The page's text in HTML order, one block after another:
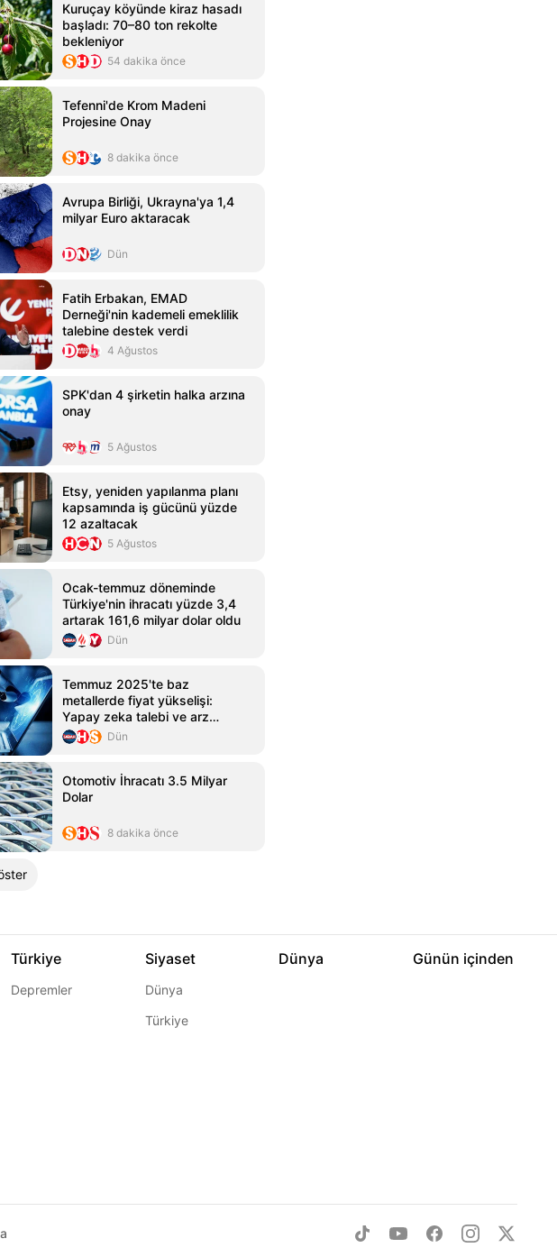
Kuruçay köyünde kiraz hasadı
başladı: 70–80 ton rekolte
bekleniyor
54 dakika önce
Tefenni'de Krom Madeni
Projesine Onay
8 dakika önce
Avrupa Birliği, Ukrayna'ya 1,4
milyar Euro aktaracak
Dün
Fatih Erbakan, EMAD
Derneği'nin kademeli emeklilik
talebine destek verdi
4 Ağustos
SPK'dan 4 şirketin halka arzına
onay
5 Ağustos
Etsy, yeniden yapılanma planı
kapsamında iş gücünü yüzde
12 azaltacak
5 Ağustos
Ocak-temmuz döneminde
Türkiye'nin ihracatı yüzde 3,4
artarak 161,6 milyar dolar oldu
Dün
Temmuz 2025'te baz
metallerde fiyat yükselişi:
Yapay zeka talebi ve arz
endişeleriDün
Otomotiv İhracatı 3.5 Milyar
Dolar
8 dakika önce
Türkiye
Depremler
Siyaset
Dünya
Türkiye
Dünya Günün içinden